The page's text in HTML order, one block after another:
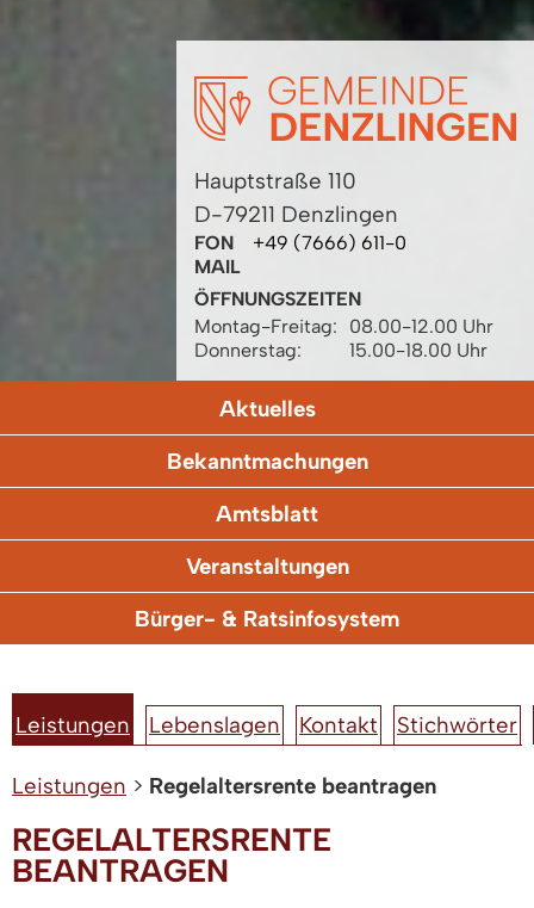
Hauptstraße 110
D-79211 Denzlingen
FON
+49 (7666) 611-0
MAIL
ÖFFNUNGSZEITEN
Montag-Freitag:
08.00-12.00 Uhr
Donnerstag:
15.00-18.00 Uhr
Aktuelles
Bekanntmachungen
Amtsblatt
Veranstaltungen
Bürger- & Ratsinfosystem
Leistungen Lebenslagen Kontakt Stichwörter
Leistungen > Regelaltersrente beantragen
REGELALTERSRENTE
BEANTRAGEN